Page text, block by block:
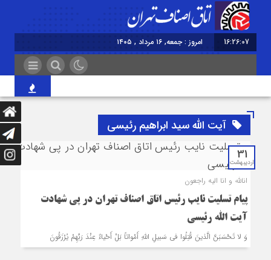
16:26:08 امروز : جمعه, ۱۶ مرداد , ۱۴۰۵
روایت اصناف از
آیت الله سید ابراهیم رئیسی
31
اردیبهشت
انالله و انا اليه راجعون
پیام تسلیت نایب رئیس اتاق اصناف تهران در پی شهادت
آیت الله رئیسی
وَ لا تَحْسَبَنَّ الَّذینَ قُتِلُوا فی سَبیلِ اللهِ أَمْواتاً بَلْ أَحْیاءٌ عِنْدَ رَبِّهِمْ یُرْزَقُونَ